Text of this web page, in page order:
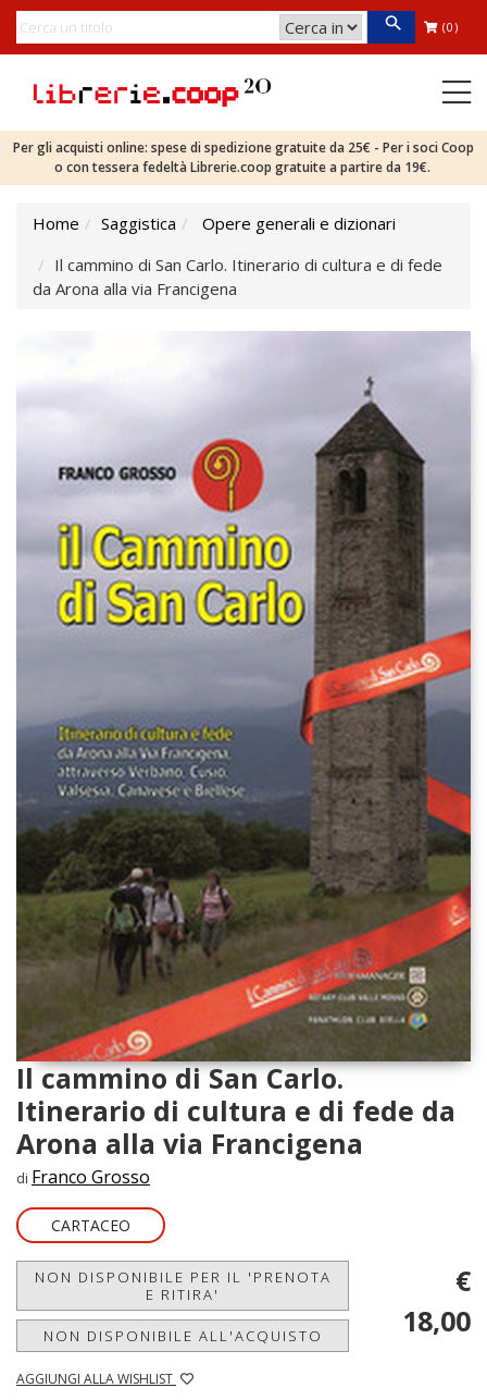
(0)
Per gli acquisti online: spese di spedizione gratuite da 25€ - Per i soci Coop
o con tessera fedeltà Librerie.coop gratuite a partire da 19€.
Home Saggistica
Opere generali e dizionari
Il cammino di San Carlo. Itinerario di cultura e di fede
da Arona alla via Francigena
Il cammino di San Carlo.
Itinerario di cultura e di fede da
Arona alla via Francigena
di Franco Grosso
CARTACEO
NON DISPONIBILE PER IL 'PRENOTA
E RITIRA'
NON DISPONIBILE ALL'ACQUISTO
AGGIUNGI ALLA WISHLIST
€
18,00